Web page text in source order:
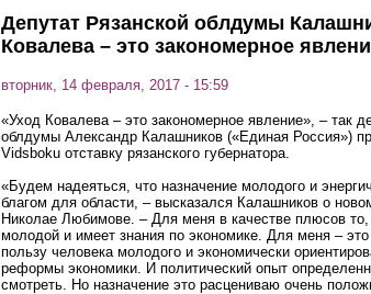
Депутат Рязанской облдумы
Ковалева – это закономерное
вторник, 14 февраля, 2017 - 15:59
«Уход Ковалева – это закономерное явление», – так
облдумы Александр Калашников («Единая Россия»)
Vidsboku отставку рязанского губернатора.
«Будем надеяться, что назначение молодого и
благом для области, – высказался Калашников о
Николае Любимове. – Для меня в качестве плюсов
молодой и имеет знания по экономике. Для меня –
пользу человека молодого и экономически
реформы экономики. И политический опыт
смотреть. Но назначение это расцениваю очень